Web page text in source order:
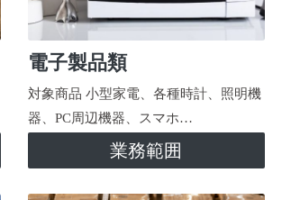
電子製品類
対象商品 小型家電、各種時計、照明機
器、PC周辺機器、スマホ…
業務範囲